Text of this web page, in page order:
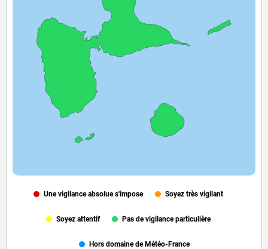
Une vigilance absolue s'impose Soyez très vigilant
Soyez attentif Pas de vigilance particulière
Hors domaine de Météo-France